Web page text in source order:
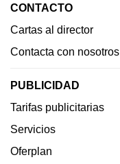
CONTACTO
Cartas al director
Contacta con nosotros
PUBLICIDAD
Tarifas publicitarias
Servicios
Oferplan